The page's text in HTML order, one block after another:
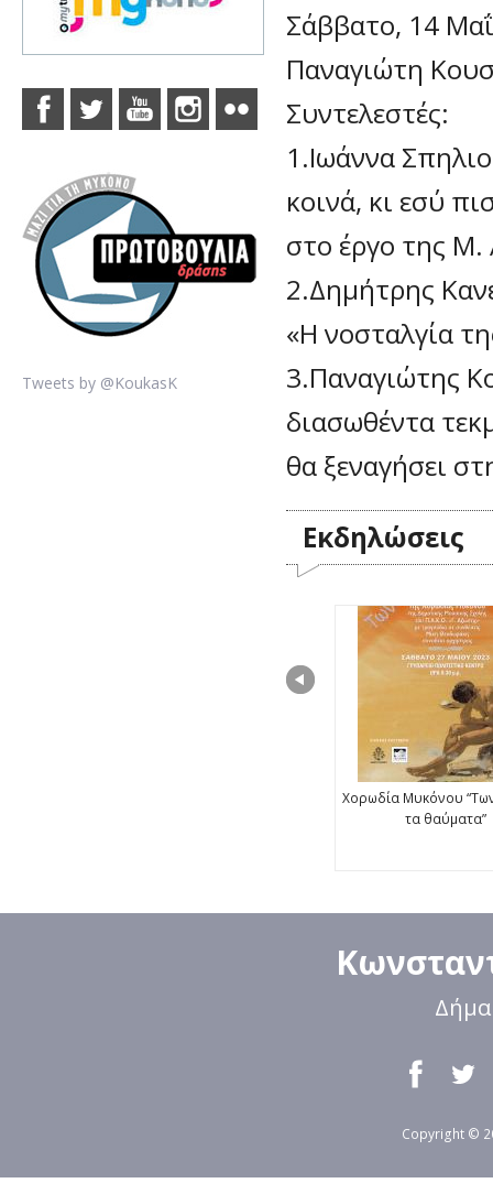
Tweets by @KoukasK
Σάββατο, 14
Παναγιώτη
Συντελεστές:
1.Ιωάννα
κοινά, κι εσύ
στο έργο της Μ.
2.Δημήτρης
«Η νοσταλγία
3.Παναγιώτης
διασωθέντα
θα ξεναγήσει
Εκδηλώσεις
Χορωδία Μυκόνου
τα θαύματα”
Copyright ©